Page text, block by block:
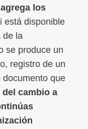
los
está disponible
de la
se produce un
registro de un
documento que
del cambio a